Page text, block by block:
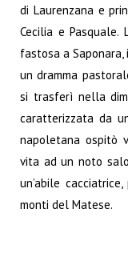
di Laurenzana e
Cecilia e Pasquale.
fastosa a
un dramma
si trasferì nella
caratterizzata da
napoletana ospitò
vita ad un noto
un’abile
monti del Matese.